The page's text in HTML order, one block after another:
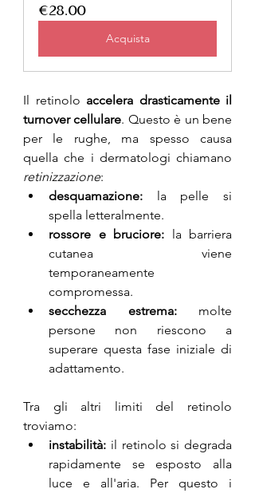
€28.00
Acquista
Il retinolo accelera drasticamente il
turnover cellulare. Questo è un bene
per le rughe, ma spesso causa
retinizzazione:
desquamazione: la pelle si
spella letteralmente.
rossore e bruciore: la barriera
cutanea viene
temporaneamente
compromessa.
secchezza estrema: molte
persone non riescono a
superare questa fase iniziale di
adattamento.
Tra gli altri limiti del retinolo
troviamo:
instabilità: il retinolo si degrada
rapidamente se esposto alla
luce e all'aria. Per questo i